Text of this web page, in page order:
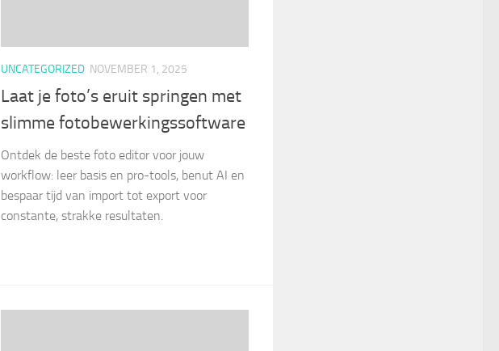
UNCATEGORIZED NOVEMBER 1, 2025
Laat je foto’s eruit springen met
slimme fotobewerkingssoftware
Ontdek de beste foto editor voor jouw
workflow: leer basis en pro-tools, benut AI en
bespaar tijd van import tot export voor
constante, strakke resultaten.